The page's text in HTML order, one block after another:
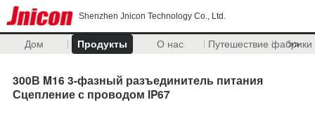
Shenzhen Jnicon Technology Co., Ltd.
Дом Продукты О нас Путешествие фабрики
>>
300В M16 3-фазный разъединитель питания
Сцепление с проводом IP67